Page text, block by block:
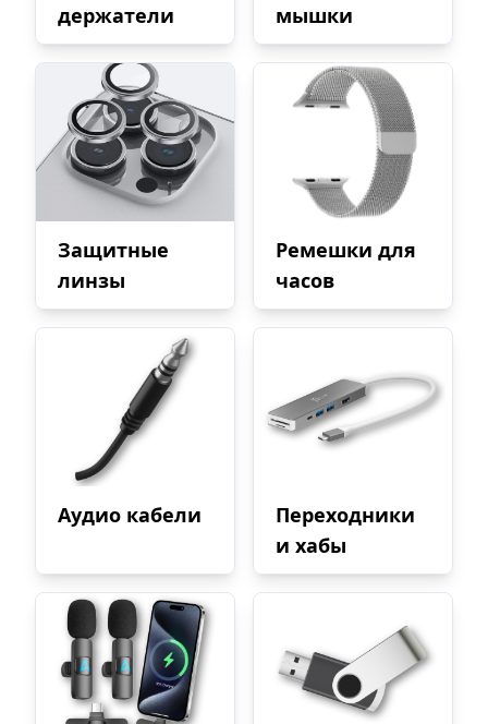
держатели
мышки
Защитные
линзы
Ремешки для
часов
Аудио кабели
Переходники
и хабы